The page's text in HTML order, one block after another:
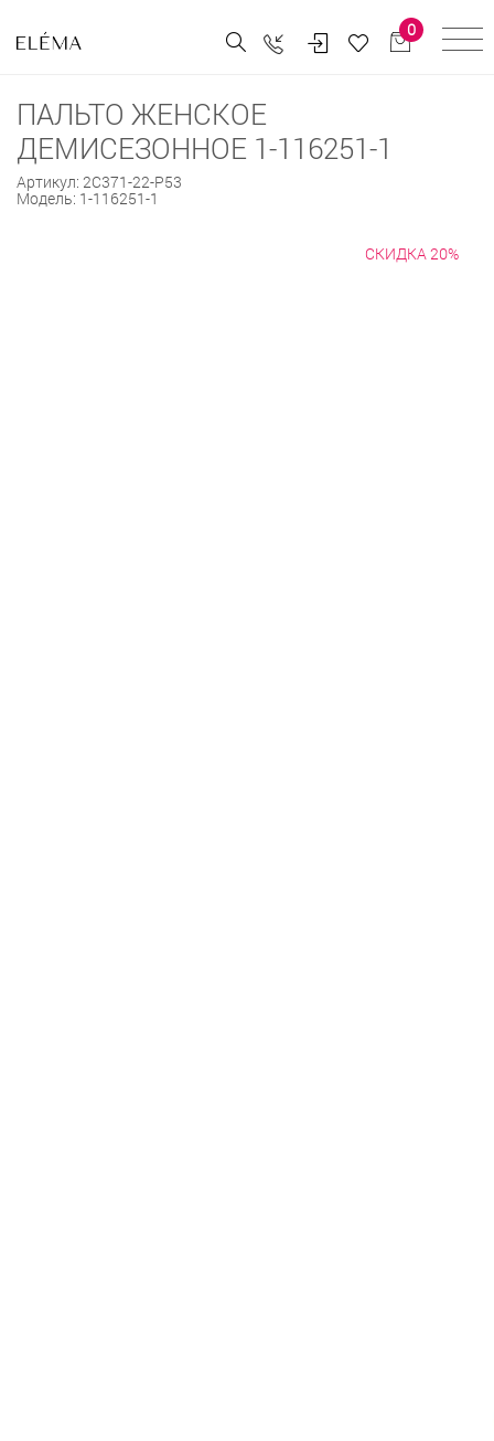
0
ПАЛЬТО ЖЕНСКОЕ
ДЕМИСЕЗОННОЕ 1-116251-1
Артикул: 2С371-22-Р53
Модель: 1-116251-1
СКИДКА 20%